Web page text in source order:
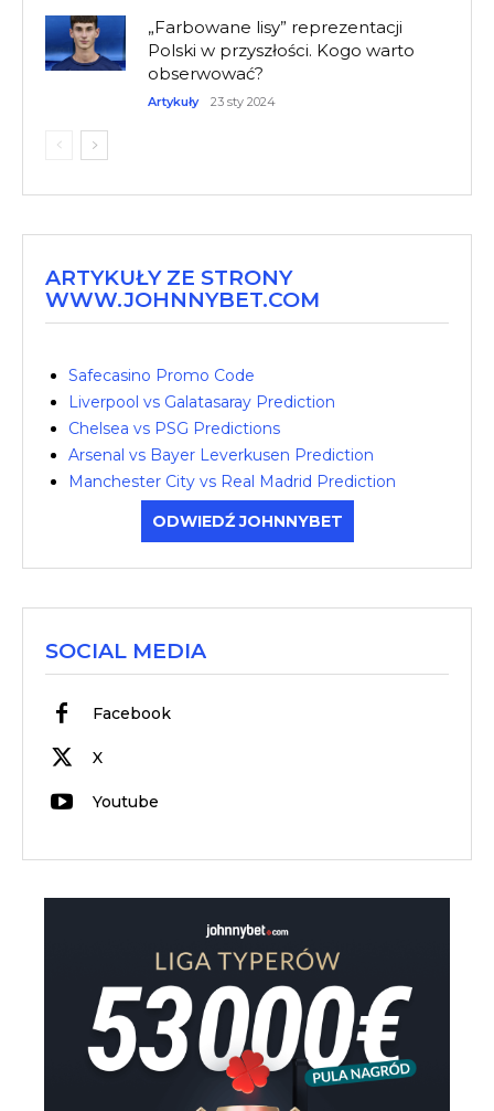
„Farbowane lisy” reprezentacji
Polski w przyszłości. Kogo warto
obserwować?
Artykuły 23 sty 2024
ARTYKUŁY ZE STRONY
WWW.JOHNNYBET.COM
Safecasino Promo Code
Liverpool vs Galatasaray Prediction
Chelsea vs PSG Predictions
Arsenal vs Bayer Leverkusen Prediction
Manchester City vs Real Madrid Prediction
ODWIEDŹ JOHNNYBET
SOCIAL MEDIA
Facebook
X
Youtube